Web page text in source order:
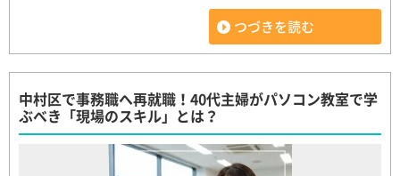
つづきを読む
中村区で事務職へ再就職！40代主婦がパソコン教室で学
ぶべき「現場のスキル」とは？